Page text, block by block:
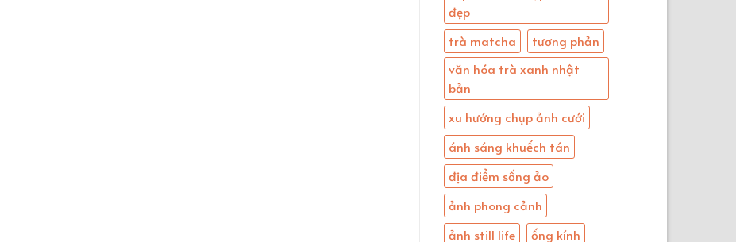
đẹp
trà matcha
tương phản
văn hóa trà xanh nhật
bản
xu hướng chụp ảnh cưới
ánh sáng khuếch tán
địa điểm sống ảo
ảnh phong cảnh
ảnh still life
ống kính